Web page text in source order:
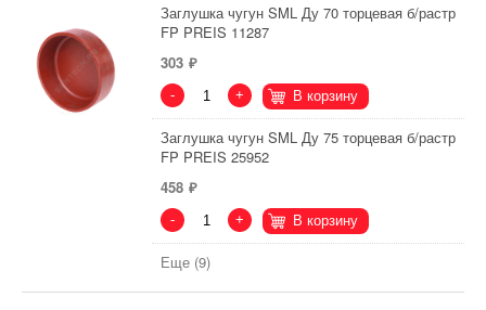
Заглушка чугун SML Ду 70 торцевая б/растр
FP PREIS 11287
303
- + В корзину
Заглушка чугун SML Ду 75 торцевая б/растр
FP PREIS 25952
458
- + В корзину
Еще (9)